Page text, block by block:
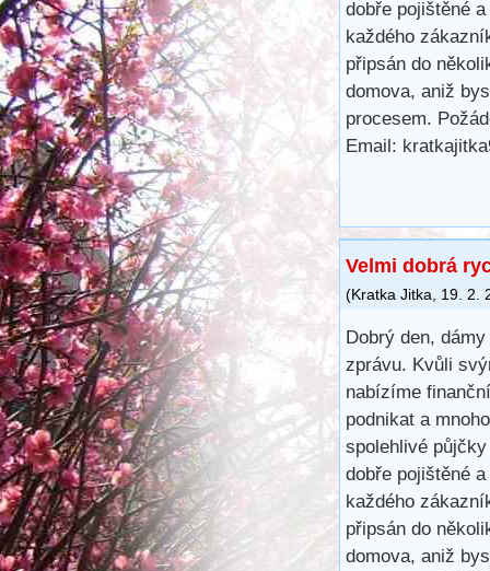
dobře pojištěné
každého
připsán do
domova, aniž
procesem.
Email:
Velmi dobrá
(Kratka Jitka 19. 2.
Dobrý den,
zprávu. Kvůli
nabízíme
podnikat a
spolehlivé
dobře pojištěné
každého
připsán do
domova, aniž